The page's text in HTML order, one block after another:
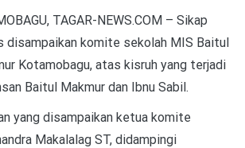
TAGAR-NEWS.COM – Sikap
disampaikan komite sekolah MIS Baitul
Kotamobagu, atas kisruh yang terjadi
Baitul Makmur dan Ibnu Sabil.
yang disampaikan ketua komite
Makalalag ST, didampingi